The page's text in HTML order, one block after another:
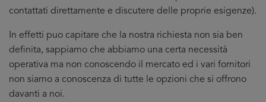
contattati direttamente e discutere delle proprie esigenze).
In effetti puo capitare che la nostra richiesta non sia ben
definita, sappiamo che abbiamo una certa necessità
operativa ma non conoscendo il mercato ed i vari fornitori
non siamo a conoscenza di tutte le opzioni che si offrono
davanti a noi.